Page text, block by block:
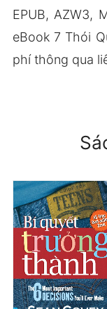
EPUB, AZW3,
eBook 7 Thói
phí thông qua